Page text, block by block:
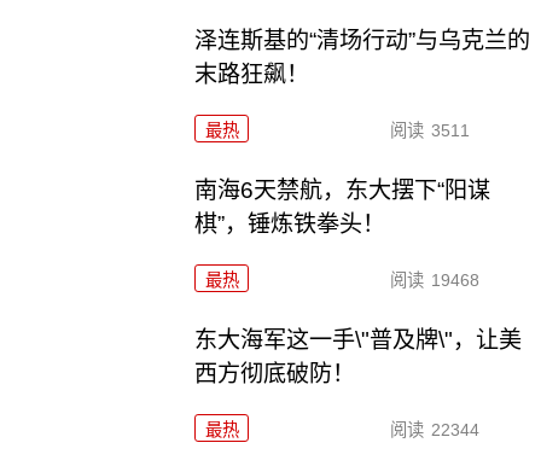
泽连斯基的“清场行动”与乌克兰的
末路狂飙！
最热 阅读 3511
南海6天禁航，东大摆下“阳谋
棋”，锤炼铁拳头！
最热 阅读 19468
东大海军这一手\"普及牌\"，让美
西方彻底破防！
最热 阅读 22344